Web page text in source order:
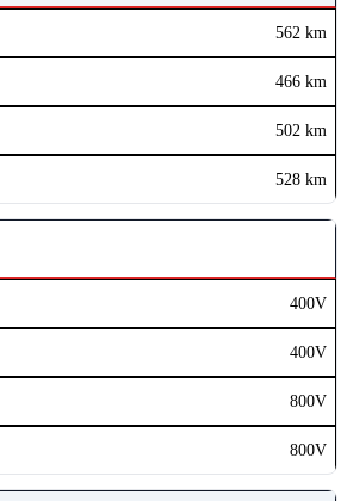
562 km
466 km
502 km
528 km
400V
400V
800V
800V